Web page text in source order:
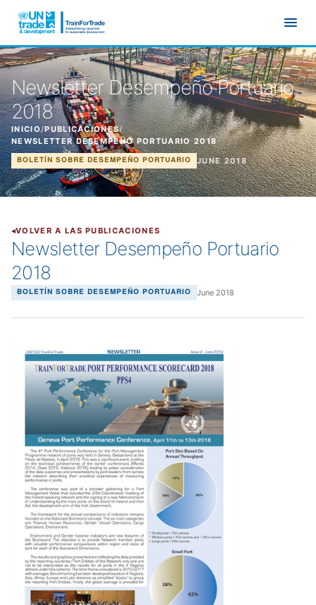
Newsletter Desempeño Portuario
2018
INICIO/PUBLICACIONES/
NEWSLETTER DESEMPEÑO PORTUARIO 2018
BOLETÍN SOBRE DESEMPEÑO PORTUARIO JUNE 2018
VOLVER A LAS PUBLICACIONES
Newsletter Desempeño Portuario
2018
BOLETÍN SOBRE DESEMPEÑO PORTUARIO June 2018